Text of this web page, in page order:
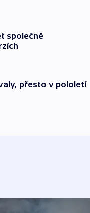
společně
přesto v pololetí